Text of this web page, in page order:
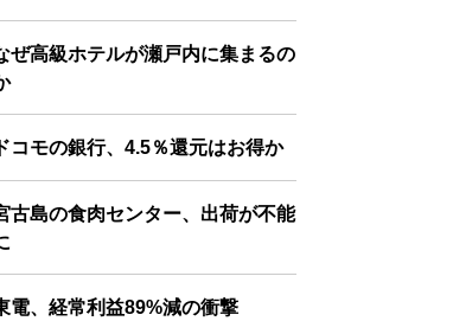
ぜ高級ホテルが瀬戸内に集まるの
ドコモの銀行、4.5％還元はお得か
古島の食肉センター、出荷が不能
電、経常利益89%減の衝撃
JOURNAL
JOURNAL
DOG JOURNAL